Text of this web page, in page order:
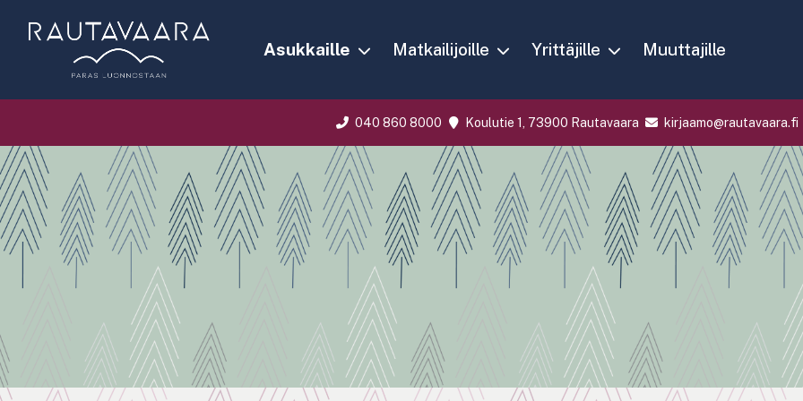
Asukkaille Matkailijoille Yrittäjille Muuttajille
040 860 8000 Koulutie 1, 73900 Rautavaara kirjaamo@rautavaara.fi